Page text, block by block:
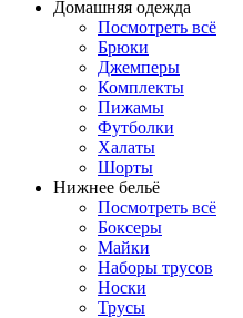
Домашняя одежда
Посмотреть всё
Брюки
Джемперы
Комплекты
Пижамы
Футболки
Халаты
Шорты
Нижнее бельё
Посмотреть всё
Боксеры
Майки
Наборы трусов
Носки
Трусы